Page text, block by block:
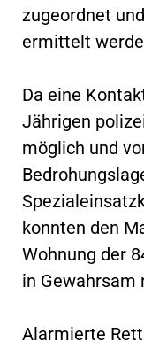
zugeordnet
ermittelt
Da eine
Jährigen
möglich und
konnten den
Wohnung der
in Gewahrsam
Alarmierte